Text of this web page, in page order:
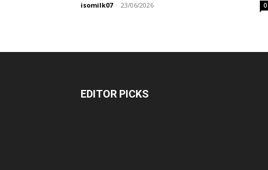
isomilk07 - 23/06/2026 0
EDITOR PICKS